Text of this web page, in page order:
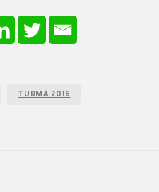
TURMA 2016